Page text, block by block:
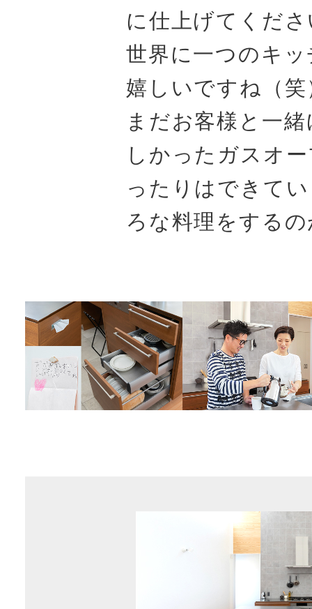
に仕上げてくだ
世界に一つのキ
嬉しいですね（笑
まだお客様と一
しかったガスオ
ったりはできて
ろな料理をする